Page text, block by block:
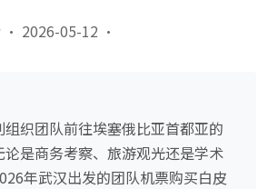
· 2026-05-12 ·
织团队前往埃塞俄比亚首都亚的
是商务考察、旅游观光还是学术
年武汉出发的团队机票购买白皮